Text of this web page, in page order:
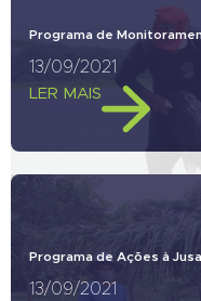
Programa de
13/09/2021
LER MAIS
Programa de Ações à
13/09/2021